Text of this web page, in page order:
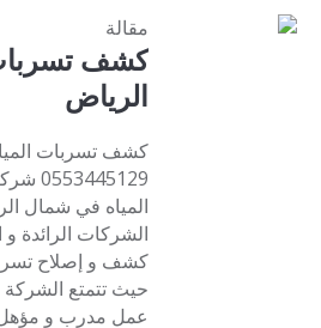
مقالة
كشف
الرياض
كشف تسربات
المياه في شمال
الشركات الرائدة
كشف و إصلاح
حيث تتمتع
عمل مدرب و مؤهل